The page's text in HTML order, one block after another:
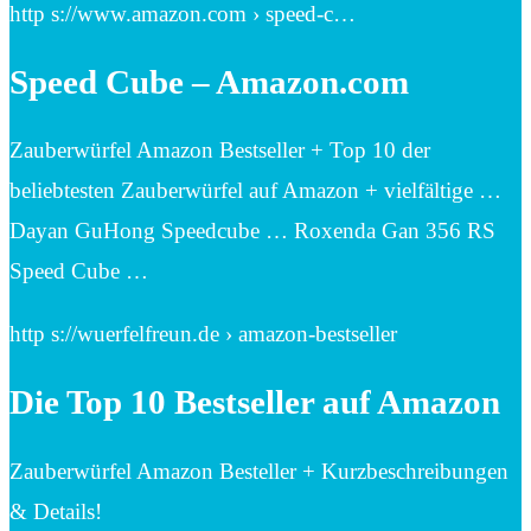
http s://www.amazon.com › speed-c…
Speed Cube – Amazon.com
Zauberwürfel Amazon Bestseller + Top 10 der
beliebtesten Zauberwürfel auf Amazon + vielfältige …
Dayan GuHong Speedcube … Roxenda Gan 356 RS
Speed Cube …
http s://wuerfelfreun.de › amazon-bestseller
Die Top 10 Bestseller auf Amazon
Zauberwürfel Amazon Besteller + Kurzbeschreibungen
& Details!